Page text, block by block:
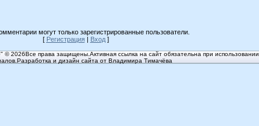
могут только зарегистрированные пользователи.
[ Регистрация| Вход]
2026Все права защищены.Активная ссылка на сайт обязательна при использовании
и дизайн сайта от Владимира Тимачёва